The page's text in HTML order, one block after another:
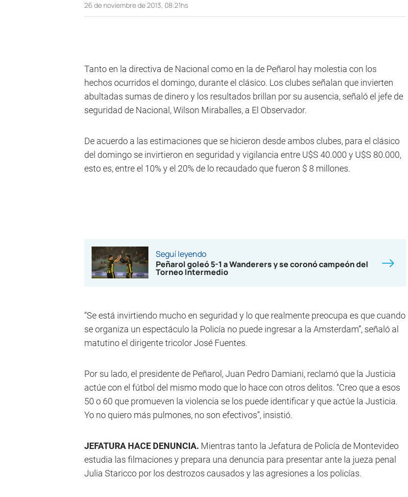
26 de noviembre de 2013, 08:21hs
Tanto en la directiva de Nacional como en la de Peñarol hay molestia con los
hechos ocurridos el domingo, durante el clásico. Los clubes señalan que invierten
abultadas sumas de dinero y los resultados brillan por su ausencia, señaló el jefe de
seguridad de Nacional, Wilson Miraballes, a El Observador.
De acuerdo a las estimaciones que se hicieron desde ambos clubes, para el clásico
del domingo se invirtieron en seguridad y vigilancia entre U$S 40.000 y U$S 80.000,
esto es, entre el 10% y el 20% de lo recaudado que fueron $ 8 millones.
Seguí leyendo
Peñarol goleó 5-1 a Wanderers y se coronó campeón del
Torneo Intermedio
“Se está invirtiendo mucho en seguridad y lo que realmente preocupa es que cuando
se organiza un espectáculo la Policía no puede ingresar a la Amsterdam”, señaló al
matutino el dirigente tricolor José Fuentes.
Por su lado, el presidente de Peñarol, Juan Pedro Damiani, reclamó que la Justicia
actúe con el fútbol del mismo modo que lo hace con otros delitos. “Creo que a esos
50 o 60 que promueven la violencia se los puede identificar y que actúe la Justicia.
Yo no quiero más pulmones, no son efectivos”, insistió.
JEFATURA HACE DENUNCIA. Mientras tanto la Jefatura de Policía de Montevideo
estudia las filmaciones y prepara una denuncia para presentar ante la jueza penal
Julia Staricco por los destrozos causados y las agresiones a los policías.